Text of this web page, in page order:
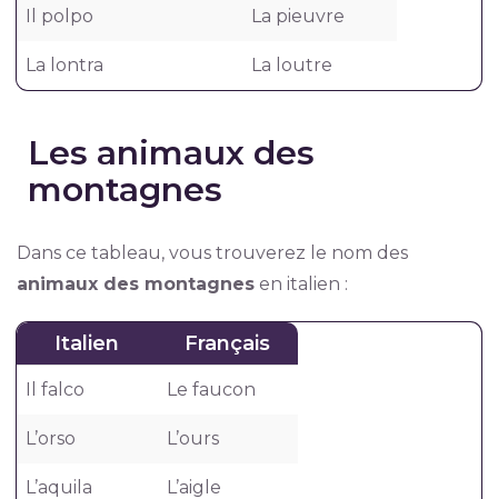
Il polpo La pieuvre
La lontra La loutre
Les animaux des
montagnes
Dans ce tableau, vous trouverez le nom des
animaux des montagnesen italien :
Italien Français
Il falco Le faucon
L’orso L’ours
L’aquila L’aigle